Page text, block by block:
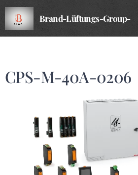
Brand-Lüftungs-Group-
CPS-M-40A-0206